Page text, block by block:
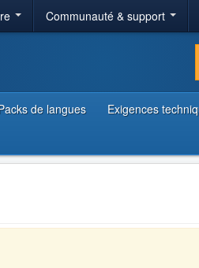
Communauté & support
de langues Exigences